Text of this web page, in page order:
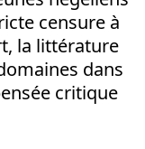
censure à
la littérature
dans
critique